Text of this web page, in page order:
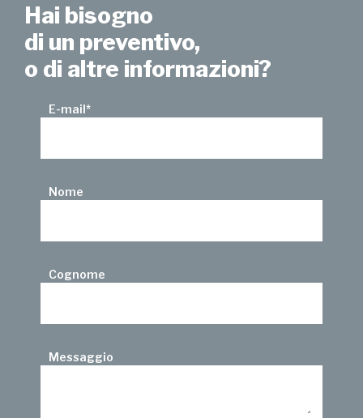
Hai bisogno
di un preventivo,
o di altre informazioni?
E-mail*
Nome
Cognome
Messaggio